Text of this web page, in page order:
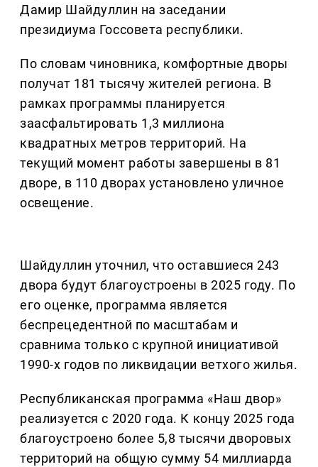
Дамир Шайдуллин на заседании
президиума Госсовета республики.
По словам чиновника, комфортные дворы
получат 181 тысячу жителей региона. В
рамках программы планируется
заасфальтировать 1,3 миллиона
квадратных метров территорий. На
текущий момент работы завершены в 81
дворе, в 110 дворах установлено уличное
освещение.
Шайдуллин уточнил, что оставшиеся 243
двора будут благоустроены в 2025 году. По
его оценке, программа является
беспрецедентной по масштабам и
сравнима только с крупной инициативой
1990-х годов по ликвидации ветхого жилья.
Республиканская программа «Наш двор»
реализуется с 2020 года. К концу 2025 года
благоустроено более 5,8 тысячи дворовых
территорий на общую сумму 54 миллиарда